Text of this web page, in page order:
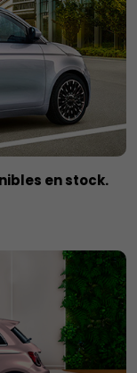
en stock.